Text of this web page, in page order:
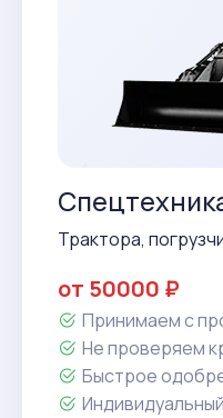
Трактора,
от 50000 ₽
Принимаем с
Не проверяем
Быстрое